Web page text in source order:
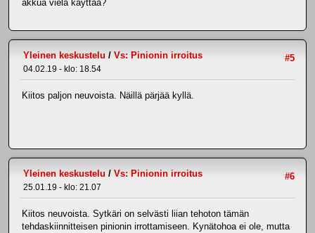
akkua vielä käyttää?
#5
Yleinen keskustelu / Vs: Pinionin irroitus
04.02.19 - klo: 18.54
Kiitos paljon neuvoista. Näillä pärjää kyllä.
#6
Yleinen keskustelu / Vs: Pinionin irroitus
25.01.19 - klo: 21.07
Kiitos neuvoista. Sytkäri on selvästi liian tehoton tämän
tehdaskiinnitteisen pinionin irrottamiseen. Kynätohoa ei ole, mutta